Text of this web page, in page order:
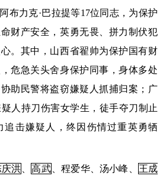
布力克·巴拉提等17位同志，为保护
财产安全，英勇无畏、拼力制伏犯
。其中，山西省翟帅为保护国有财
危急关头舍身保护同事，身体多处
助民警将盗窃嫌疑人抓捕归案；广
人持刀伤害女学生，徒手夺刀制止
追击嫌疑人，终因伤情过重英勇牺
庆洪 高武 、程爱华、汤小峰、
王成